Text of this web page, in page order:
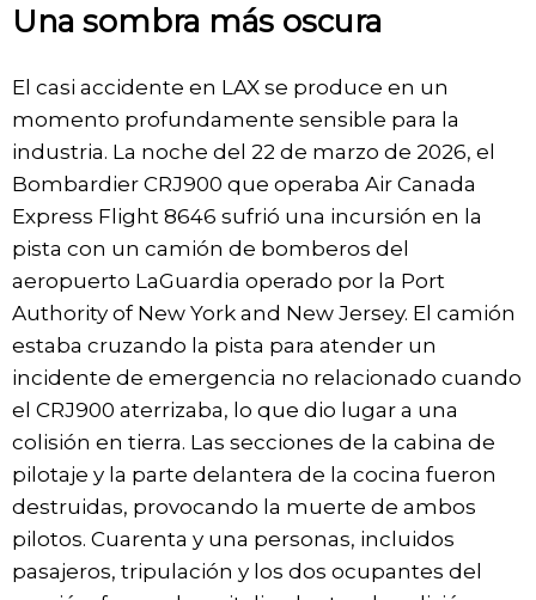
Una sombra más oscura
El casi accidente en LAX se produce en un
momento profundamente sensible para la
industria. La noche del 22 de marzo de 2026, el
Bombardier CRJ900 que operaba Air Canada
Express Flight 8646 sufrió una incursión en la
pista con un camión de bomberos del
aeropuerto LaGuardia operado por la Port
Authority of New York and New Jersey. El camión
estaba cruzando la pista para atender un
incidente de emergencia no relacionado cuando
el CRJ900 aterrizaba, lo que dio lugar a una
colisión en tierra. Las secciones de la cabina de
pilotaje y la parte delantera de la cocina fueron
destruidas, provocando la muerte de ambos
pilotos. Cuarenta y una personas, incluidos
pasajeros, tripulación y los dos ocupantes del